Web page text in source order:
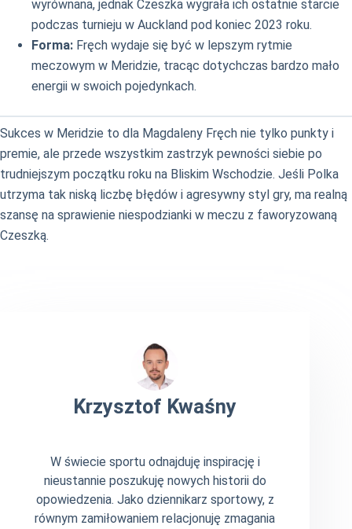
wyrównana, jednak Czeszka wygrała ich ostatnie starcie
podczas turnieju w Auckland pod koniec 2023 roku.
Forma: Fręch wydaje się być w lepszym rytmie
meczowym w Meridzie, tracąc dotychczas bardzo mało
energii w swoich pojedynkach.
Sukces w Meridzie to dla Magdaleny Fręch nie tylko punkty i
premie, ale przede wszystkim zastrzyk pewności siebie po
trudniejszym początku roku na Bliskim Wschodzie. Jeśli Polka
utrzyma tak niską liczbę błędów i agresywny styl gry, ma realną
szansę na sprawienie niespodzianki w meczu z faworyzowaną
Czeszką.
Krzysztof Kwaśny
W świecie sportu odnajduję inspirację i
nieustannie poszukuję nowych historii do
opowiedzenia. Jako dziennikarz sportowy, z
równym zamiłowaniem relacjonuję zmagania